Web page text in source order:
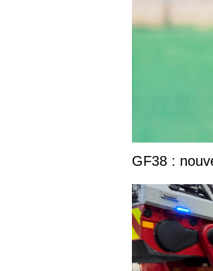
GF38 :